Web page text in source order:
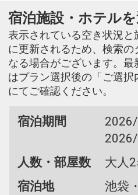
宿泊施設・ホテル
表示されている空き状況と
に更新されるため、検索
なる場合がございます。
はプラン選択後の「ご選
にてご確認ください。
宿泊期間
人数・部屋数
大人
宿泊地
池袋